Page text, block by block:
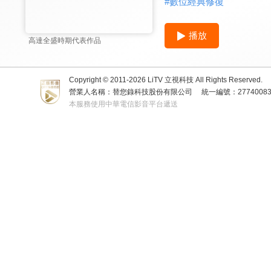
高達全盛時期代表作品
播放
Copyright © 2011-2026 LiTV 立視科技 All Rights Reserved.
營業人名稱：替您錄科技股份有限公司
統一編號：
本服務使用中華電信影音平台遞送